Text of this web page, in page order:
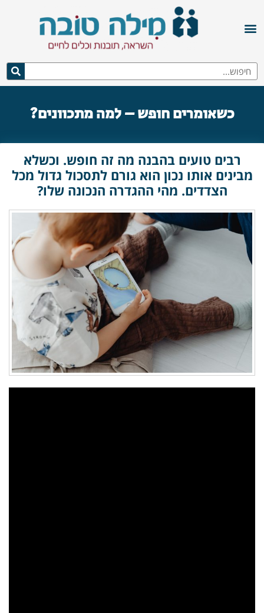
כשאומרים חופש – למה מתכוונים?
רבים טועים בהבנה מה זה חופש. וכשלא
מבינים אותו נכון הוא גורם לתסכול גדול מכל
הצדדים. מהי ההגדרה הנכונה שלו?